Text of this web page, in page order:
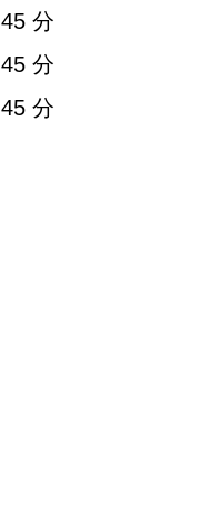
45 分
45 分
45 分